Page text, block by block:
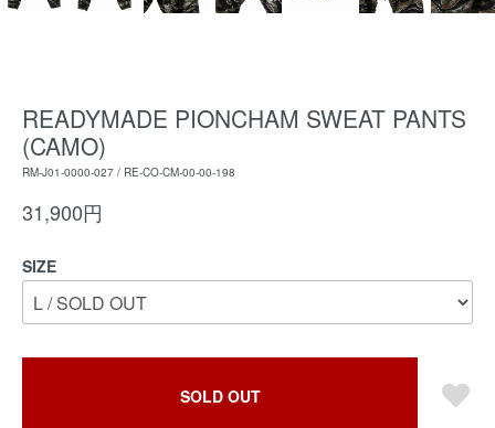
READYMADE PIONCHAM SWEAT PANTS
(CAMO)
RM-J01-0000-027 / RE-CO-CM-00-00-198
31,900円
SIZE
SOLD OUT